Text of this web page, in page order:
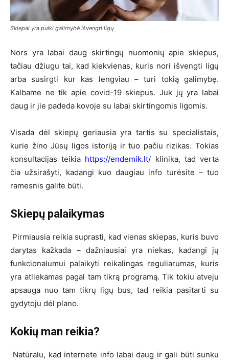
Skiepai yra puiki galimybė išvengti ligų
Nors yra labai daug skirtingų nuomonių apie skiepus,
tačiau džiugu tai, kad kiekvienas, kuris nori išvengti ligų
arba susirgti kur kas lengviau – turi tokią galimybę.
Kalbame ne tik apie covid-19 skiepus. Juk jų yra labai
daug ir jie padeda kovoje su labai skirtingomis ligomis.
Visada dėl skiepų geriausia yra tartis su specialistais,
kurie žino Jūsų ligos istoriją ir tuo pačiu rizikas. Tokias
konsultacijas teikia https://endemik.lt/ klinika, tad verta
čia užsirašyti, kadangi kuo daugiau info turėsite – tuo
ramesnis galite būti.
Skiepų palaikymas
Pirmiausia reikia suprasti, kad vienas skiepas, kuris buvo
darytas kažkada – dažniausiai yra niekas, kadangi jų
funkcionalumui palaikyti reikalingas reguliarumas, kuris
yra atliekamas pagal tam tikrą programą. Tik tokiu atveju
apsauga nuo tam tikrų ligų bus, tad reikia pasitarti su
gydytoju dėl plano.
Kokių man reikia?
Natūralu, kad internete info labai daug ir gali būti sunku